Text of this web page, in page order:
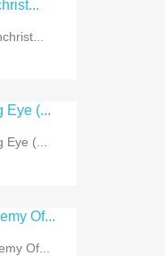
Eye (...
Of...